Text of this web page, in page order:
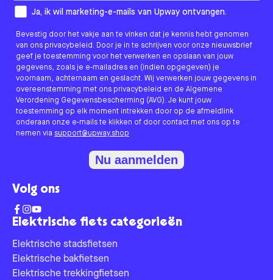
Elektrische fiets categorieën
Elektrische stadsfietsen
Elektrische bakfietsen
Elektrische trekkingfietsen
How would you like to hear from us?
Ja, ik wil marketing-e-mails van Upway ontvangen.
Bevestig door het vakje aan te vinken dat je kennis hebt genomen
van ons privacybeleid. Door je in te schrijven voor onze nieuwsbrief
geef je toestemming voor het verwerken en opslaan van jouw
gegevens, zoals je e-mailadres en (indien opgegeven) je
voornaam, achternaam en geslacht. Wij verwerken jouw gegevens in
overeenstemming met ons privacybeleid en de Algemene
Verordening Gegevensbescherming (AVG). Je kunt jouw
toestemming op elk moment intrekken door op de afmeldlink
onderaan onze e-mails te klikken of door contact met ons op te
nemen via support@upway.shop
Nu aanmelden
Volg ons